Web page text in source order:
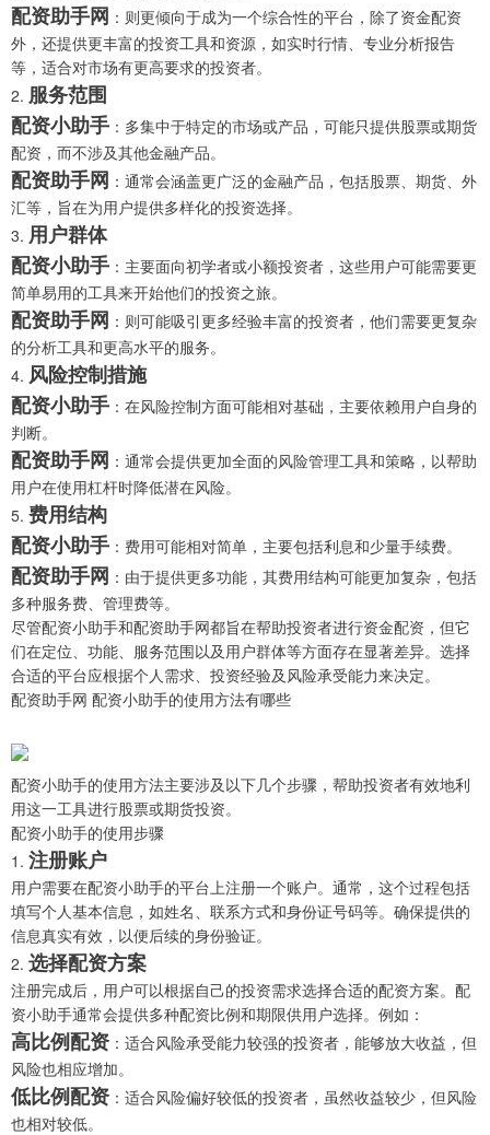
配资助手网 ：则更倾向于成为一个综合性的平台，除了资金配资
外，还提供更丰富的投资工具和资源，如实时行情、专业分析报告
等，适合对市场有更高要求的投资者。
2. 服务范围
配资小助手 ：多集中于特定的市场或产品，可能只提供股票或期货
配资，而不涉及其他金融产品。
配资助手网 ：通常会涵盖更广泛的金融产品，包括股票、期货、外
汇等，旨在为用户提供多样化的投资选择。
3. 用户群体
配资小助手 ：主要面向初学者或小额投资者，这些用户可能需要更
简单易用的工具来开始他们的投资之旅。
配资助手网 ：则可能吸引更多经验丰富的投资者，他们需要更复杂
的分析工具和更高水平的服务。
4. 风险控制措施
配资小助手 ：在风险控制方面可能相对基础，主要依赖用户自身的
判断。
配资助手网 ：通常会提供更加全面的风险管理工具和策略，以帮助
用户在使用杠杆时降低潜在风险。
5. 费用结构
配资小助手 ：费用可能相对简单，主要包括利息和少量手续费。
配资助手网 ：由于提供更多功能，其费用结构可能更加复杂，包括
多种服务费、管理费等。
尽管配资小助手和配资助手网都旨在帮助投资者进行资金配资，但它
们在定位、功能、服务范围以及用户群体等方面存在显著差异。选择
合适的平台应根据个人需求、投资经验及风险承受能力来决定。
配资助手网 配资小助手的使用方法有哪些
配资小助手的使用方法主要涉及以下几个步骤，帮助投资者有效地利
用这一工具进行股票或期货投资。
配资小助手的使用步骤
1. 注册账户
用户需要在配资小助手的平台上注册一个账户。通常，这个过程包括
填写个人基本信息，如姓名、联系方式和身份证号码等。确保提供的
信息真实有效，以便后续的身份验证。
2. 选择配资方案
注册完成后，用户可以根据自己的投资需求选择合适的配资方案。配
资小助手通常会提供多种配资比例和期限供用户选择。例如：
高比例配资 ：适合风险承受能力较强的投资者，能够放大收益，但
风险也相应增加。
低比例配资 ：适合风险偏好较低的投资者，虽然收益较少，但风险
也相对较低。